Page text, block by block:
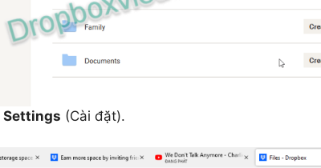
Settings (Cài đặt).